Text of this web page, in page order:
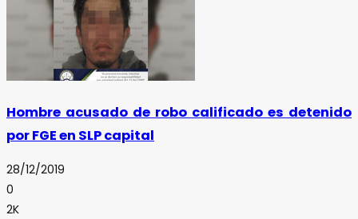
Hombre acusado de robo calificado es detenido
por FGE en SLP capital
28/12/2019
0
2K